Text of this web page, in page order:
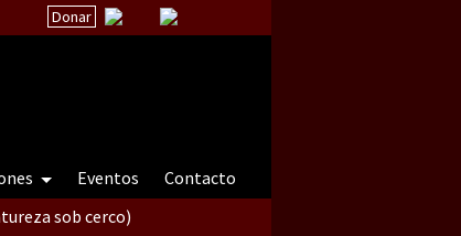
Donar
Eventos
Contacto
sob cerco)